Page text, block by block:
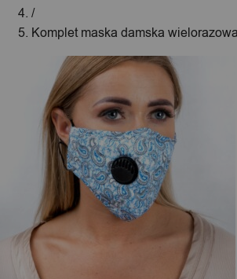
/
Komplet maska damska